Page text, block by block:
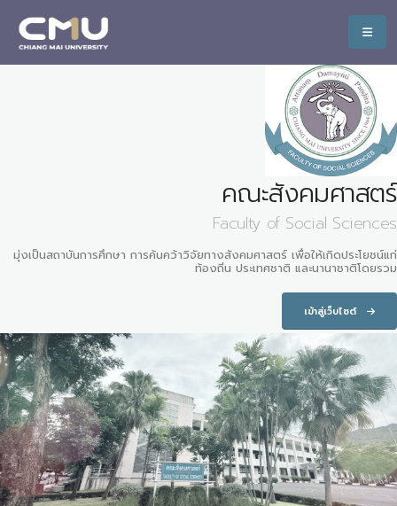
คณะสังคมศาสตร์
Faculty of Social Sciences
มุ่งเป็นสถาบันการศึกษา การค้นคว้าวิจัยทางสังคมศาสตร์ เพื่อให้เกิดประโยชน์แก่
ท้องถิ่น ประเทศชาติ และนานาชาติโดยรวม
เข้าสู่เว็บไซต์